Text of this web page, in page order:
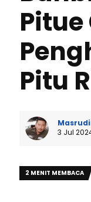
Pitu
3 Jul
2 MENIT MEMBACA